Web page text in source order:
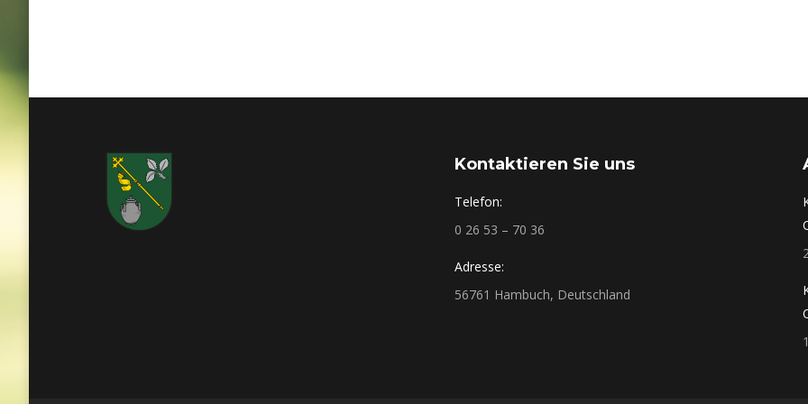
Kontaktieren Sie uns
Telefon:
0 26 53 – 70 36
Adresse:
56761 Hambuch, Deutschland